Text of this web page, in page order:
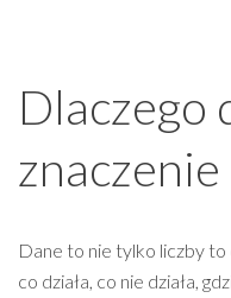
Dlaczego
znaczenie
Dane to nie tylko liczby to
co działa, co nie działa,